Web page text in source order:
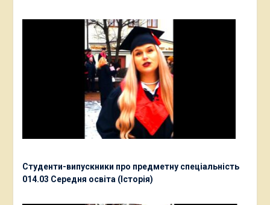
Студенти-випускники про предметну спеціальність
014.03 Середня освіта (Історія)